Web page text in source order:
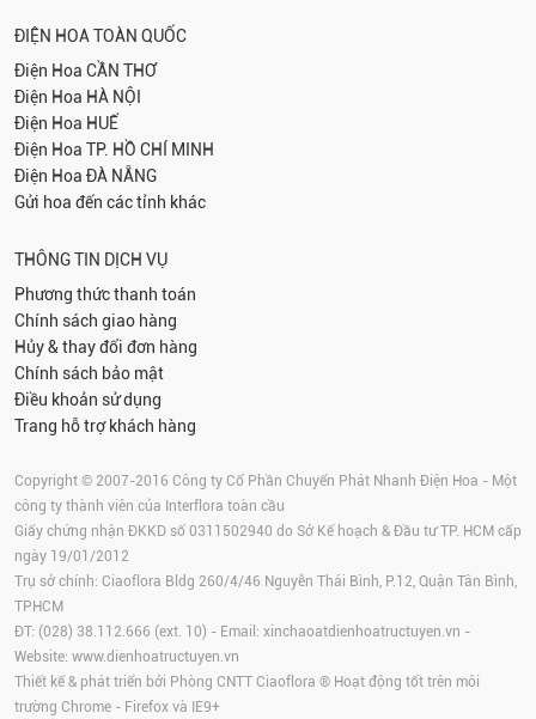
ĐIỆN HOA TOÀN QUỐC
Điện Hoa CẦN THƠ
Điện Hoa HÀ NỘI
Điện Hoa HUẾ
Điện Hoa TP. HỒ CHÍ MINH
Điện Hoa ĐÀ NẴNG
Gửi hoa đến các tỉnh khác
THÔNG TIN DỊCH VỤ
Phương thức thanh toán
Chính sách giao hàng
Hủy & thay đổi đơn hàng
Chính sách bảo mật
Điều khoản sử dụng
Trang hỗ trợ khách hàng
Copyright © 2007-2016 Công ty Cổ Phần Chuyển Phát Nhanh Điện Hoa - Một
công ty thành viên của Interflora toàn cầu
Giấy chứng nhận ĐKKD số 0311502940 do Sở Kế hoạch & Đầu tư TP. HCM cấp
ngày 19/01/2012
Trụ sở chính: Ciaoflora Bldg 260/4/46 Nguyễn Thái Bình, P.12, Quận Tân Bình,
TPHCM
ĐT: (028) 38.112.666 (ext. 10) - Email: xinchaoatdienhoatructuyen.vn -
Website: www.dienhoatructuyen.vn
Thiết kế & phát triển bởi Phòng CNTT Ciaoflora ® Hoạt động tốt trên môi
trường Chrome - Firefox và IE9+